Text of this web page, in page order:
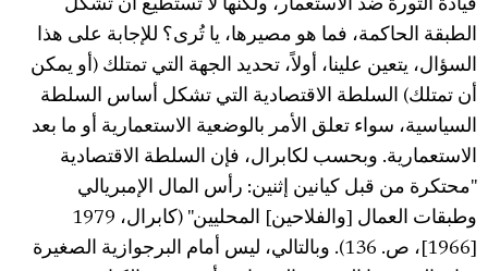
قيادة الثورة ضد الاستعمار، ولكنها لا تستطيع أن تشكل
الطبقة الحاكمة، فما هو مصيرها، يا تُرى؟ للإجابة على هذا
السؤال، يتعين علينا، أولاً، تحديد الجهة التي تمتلك (أو يمكن
أن تمتلك) السلطة الاقتصادية التي تشكل أساس السلطة
السياسية، سواء تعلق الأمر بالوضعية الاستعمارية أو ما بعد
الاستعمارية. وبحسب لكابرال، فإن السلطة الاقتصادية
"محتكرة من قبل كيانين إثنين: رأس المال الإمبريالي
وطبقات العمال [والفلاحين] المحليين" (كابرال، 1979
[1966]، ص. 136). وبالتالي، ليس أمام البرجوازية الصغيرة